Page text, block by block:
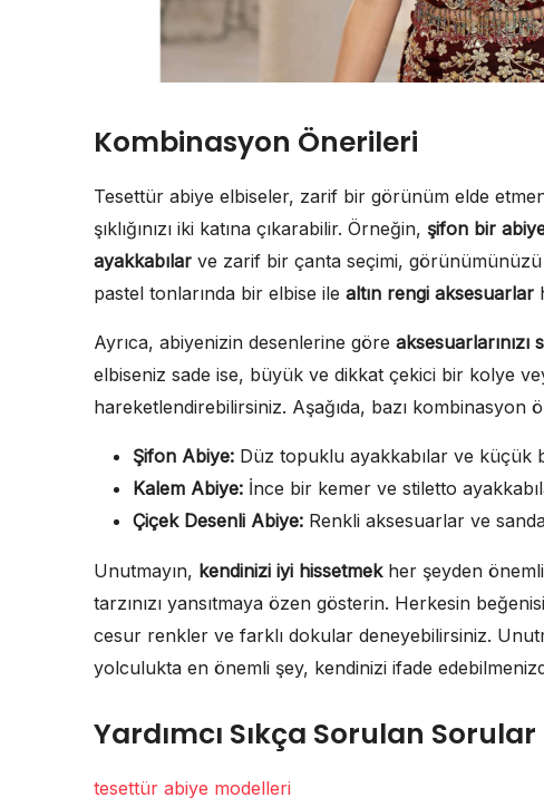
Kombinasyon Önerileri
Tesettür abiye elbiseler, zarif bir görünüm elde
şıklığınızı iki katına çıkarabilir. Örneğin, şifon bir
ayakkabılar ve zarif bir çanta seçimi,
pastel tonlarında bir elbise ile altın rengi aksesuarlar
Ayrıca, abiyenizin desenlerine göre aksesuarlarınızı
elbiseniz sade ise, büyük ve dikkat çekici bir kolye
hareketlendirebilirsiniz. Aşağıda, bazı kombinasyon
Şifon Abiye: Düz topuklu ayakkabılar ve küçük
Kalem Abiye: İnce bir kemer ve stiletto
Çiçek Desenli Abiye: Renkli aksesuarlar ve
Unutmayın, kendinizi iyi hissetmekher şeyden
tarzınızı yansıtmaya özen gösterin. Herkesin
cesur renkler ve farklı dokular deneyebilirsiniz.
yolculukta en önemli şey, kendinizi ifade
Yardımcı Sıkça Sorulan Sorular
tesettür abiye modelleri